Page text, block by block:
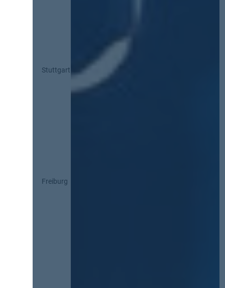
Stuttgart
Freiburg